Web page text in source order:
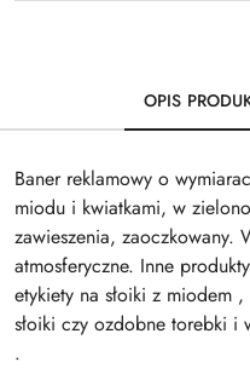
OPIS
Baner reklamowy o
miodu i kwiatkami, w
zawieszenia, zaoczkowany.
atmosferyczne. Inne
etykiety na słoiki z miodem
słoiki czy ozdobne torebki i
.